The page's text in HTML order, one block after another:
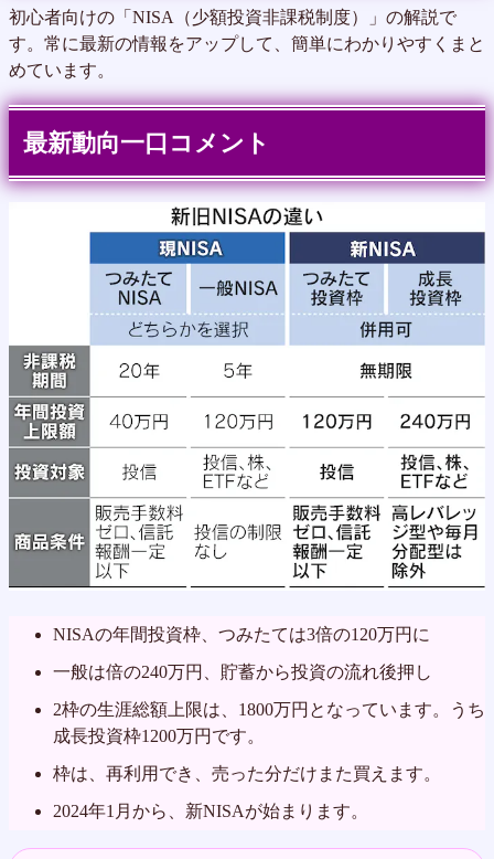
初心者向けの「NISA（少額投資非課税制度）」の解説で
す。常に最新の情報をアップして、簡単にわかりやすくまと
めています。
最新動向一口コメント
NISAの年間投資枠、つみたては3倍の120万円に
一般は倍の240万円、貯蓄から投資の流れ後押し
2枠の生涯総額上限は、1800万円となっています。うち
成長投資枠1200万円です。
枠は、再利用でき、売った分だけまた買えます。
2024年1月から、新NISAが始まります。